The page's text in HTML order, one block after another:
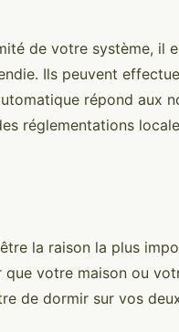
de votre système, il
Ils peuvent
répond aux
réglementations
la raison la plus
que votre maison ou
de dormir sur vos